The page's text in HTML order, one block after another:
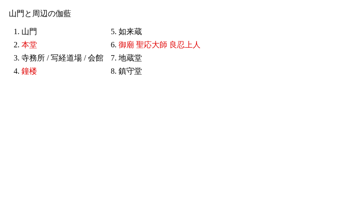
山門と周辺の伽藍
1. 山門
2. 本堂
3. 寺務所 / 写経道場 / 会館
4. 鐘楼
5. 如来蔵
6. 御廟 聖応大師 良忍上人
7. 地蔵堂
8. 鎮守堂